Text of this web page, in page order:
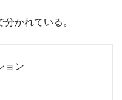
かれている。
ョン